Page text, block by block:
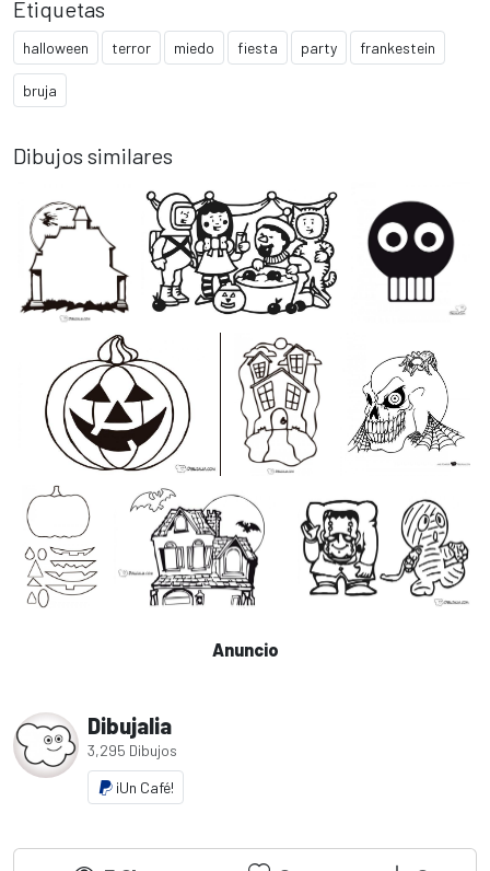
Etiquetas
halloween terror miedo fiesta party frankestein
bruja
Dibujos similares
Anuncio
Dibujalia
3,295 Dibujos
¡Un Café!